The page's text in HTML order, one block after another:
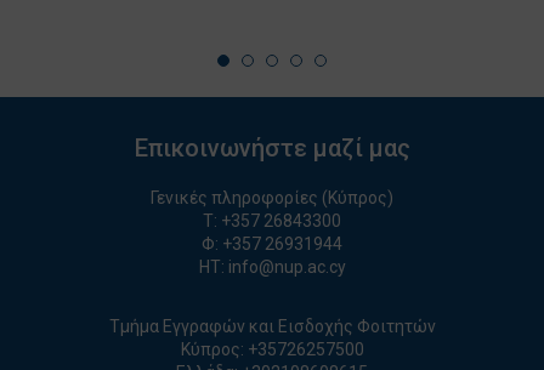
Επικοινωνήστε μαζί μας
Γενικές πληροφορίες (Κύπρος)
T: +357 26843300
Φ: +357 26931944
ΗΤ: info@nup.ac.cy
Τμήμα Εγγραφών και Εισδοχής Φοιτητών
Κύπρος: +35726257500